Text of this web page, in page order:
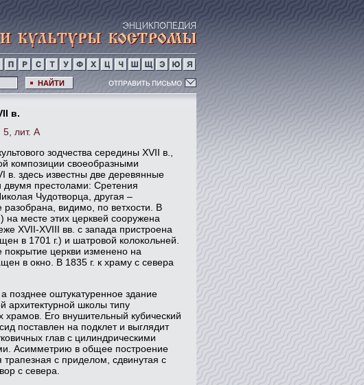
НАЙТИ
в.
5, лит. А
зодчества середины XVII в.,
композиции своеобразными
в. здесь известны две деревянные
двумя престолами: Сретения
Чудотворца, другая –
разобрана, видимо, по ветхости. В
на месте этих церквей сооружена
XVII-XVIII вв. с запада пристроена
в 1701 г.) и шатровой колокольней.
церкви изменено на
в окно. В 1835 г. к храму с севера
позднее оштукатуренное здание
архитектурной школы типу
храмов. Его внушительный кубический
поставлен на подклет и выглядит
глав с цилиндрическими
Асимметрию в общее построение
трапезная с приделом, сдвинутая с
с севера.